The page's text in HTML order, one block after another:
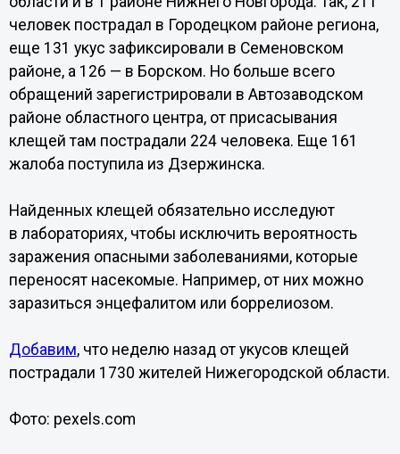
человек пострадал в Городецком районе региона,
еще 131 укус зафиксировали в Семеновском
районе, а 126 — в Борском. Но больше всего
обращений зарегистрировали в Автозаводском
районе областного центра, от присасывания
клещей там пострадали 224 человека. Еще 161
жалоба поступила из Дзержинска.
Найденных клещей обязательно исследуют
в лабораториях, чтобы исключить вероятность
заражения опасными заболеваниями, которые
переносят насекомые. Например, от них можно
заразиться энцефалитом или боррелиозом.
Добавим, что неделю назад от укусов клещей
пострадали 1730 жителей Нижегородской области.
Фото: pexels.com